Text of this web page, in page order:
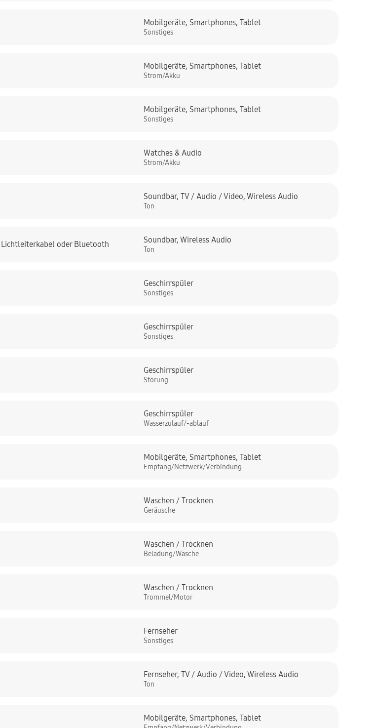
Mobilgeräte,Smartphones,Tablet
Sonstiges
Mobilgeräte,Smartphones,Tablet
Strom/Akku
Mobilgeräte,Smartphones,Tablet
Sonstiges
Watches & Audio
Strom/Akku
Soundbar,TV / Audio / Video,Wireless Audio
Ton
Lichtleiterkabel oder Bluetooth Soundbar,Wireless Audio
Ton
Geschirrspüler
Sonstiges
Geschirrspüler
Sonstiges
Geschirrspüler
Störung
Geschirrspüler
Wasserzulauf/-ablauf
Mobilgeräte,Smartphones,Tablet
Empfang/Netzwerk/Verbindung
Waschen / Trocknen
Geräusche
Waschen / Trocknen
Beladung/Wäsche
Waschen / Trocknen
Trommel/Motor
Fernseher
Sonstiges
Fernseher,TV / Audio / Video,Wireless Audio
Ton
Mobilgeräte,Smartphones,Tablet